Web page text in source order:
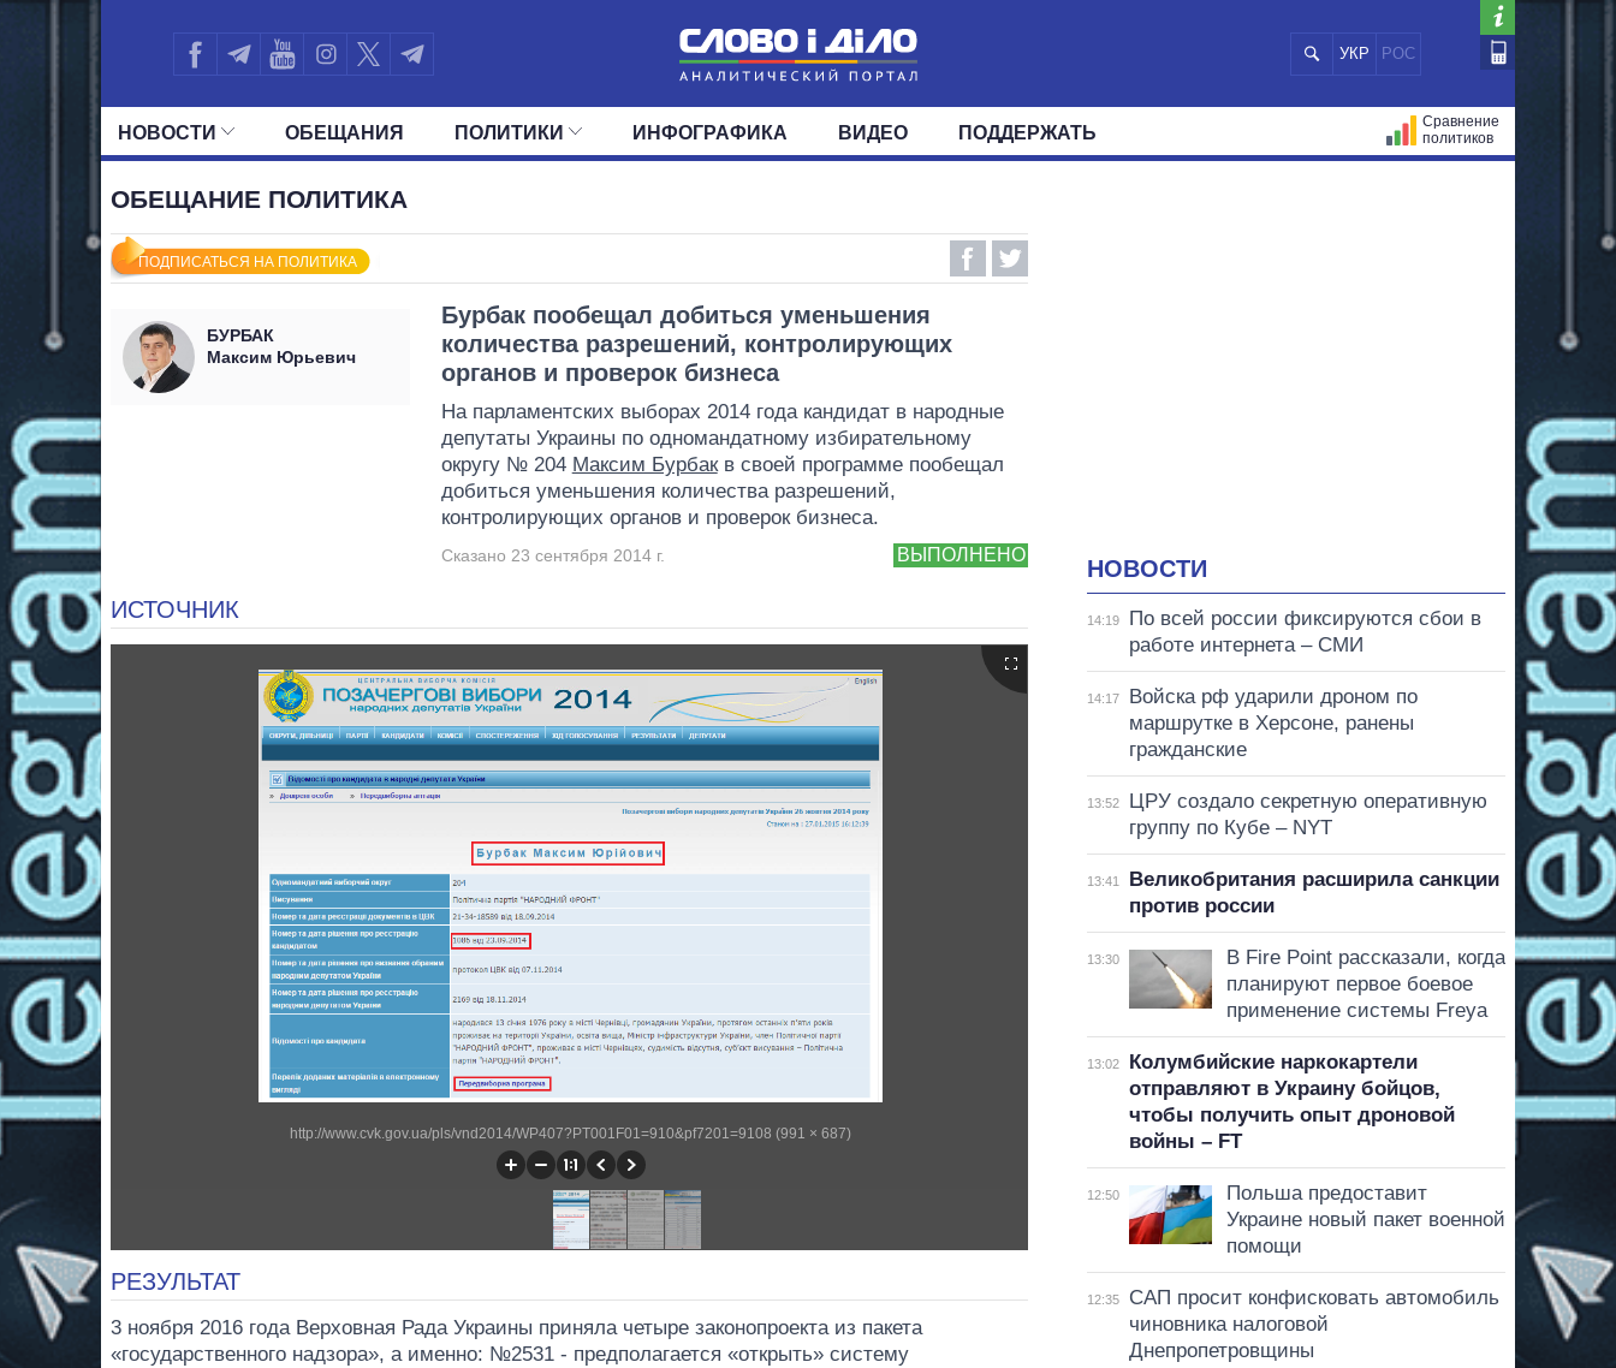
УКР РОС
НОВОСТИ
МИР
ОБЕЩАНИЯ ПОЛИТИКИ
ОКРУГА
ИНФОГРАФИКА ВИДЕО ПОДДЕРЖАТЬ
Сравнение
политиков
ОБЕЩАНИЕ ПОЛИТИКА
ПОДПИСАТЬСЯ НА ПОЛИТИКА
БУРБАК
Максим Юрьевич
Бурбак пообещал добиться уменьшения
количества разрешений, контролирующих
органов и проверок бизнеса
На парламентских выборах 2014 года кандидат в народные
депутаты Украины по одномандатному избирательному
округу № 204 Максим Бурбакв своей программе пообещал
добиться уменьшения количества разрешений,
контролирующих органов и проверок бизнеса.
ВЫПОЛНЕНО
Сказано 23 сентября 2014 г.
ИСТОЧНИК
http://www.cvk.gov.ua/pls/vnd2014/WP407?PT001F01=910&pf7201=9108 (991 × 687)
РЕЗУЛЬТАТ
3 ноября 2016 года Верховная Рада Украины приняла четыре законопроекта из пакета
«государственного надзора», а именно: №2531 - предполагается «открыть» систему
НОВОСТИ
14:19
По всей россии фиксируются сбои в
работе интернета – СМИ
14:17
Войска рф ударили дроном по
маршрутке в Херсоне, ранены
гражданские
13:52
ЦРУ создало секретную оперативную
группу по Кубе – NYT
13:41
Великобритания расширила санкции
против россии
13:30
В Fire Point рассказали, когда
планируют первое боевое
применение системы Freya
13:02
Колумбийские наркокартели
отправляют в Украину бойцов,
чтобы получить опыт дроновой
войны – FT
12:50
Польша предоставит
Украине новый пакет военной
помощи
12:35
САП просит конфисковать автомобиль
чиновника налоговой
Днепропетровщины